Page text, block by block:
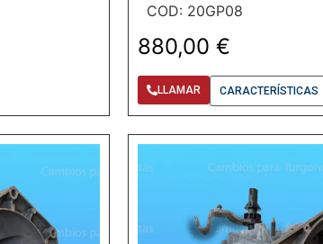
COD: 20GP08
880,00€
LLAMAR CARACTERÍSTICAS